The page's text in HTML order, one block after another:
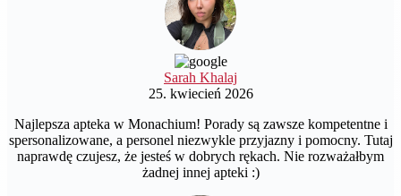
Sarah Khalaj
25. kwiecień 2026
Najlepsza apteka w Monachium! Porady są zawsze kompetentne i
spersonalizowane, a personel niezwykle przyjazny i pomocny. Tutaj
naprawdę czujesz, że jesteś w dobrych rękach. Nie rozważałbym
żadnej innej apteki :)